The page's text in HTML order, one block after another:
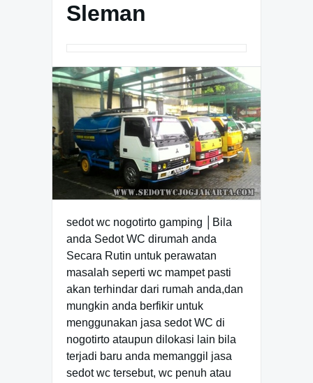
Sleman
sedot wc nogotirto gamping │Bila
anda Sedot WC dirumah anda
Secara Rutin untuk perawatan
masalah seperti wc mampet pasti
akan terhindar dari rumah anda,dan
mungkin anda berfikir untuk
menggunakan jasa sedot WC di
nogotirto ataupun dilokasi lain bila
terjadi baru anda memanggil jasa
sedot wc tersebut, wc penuh atau